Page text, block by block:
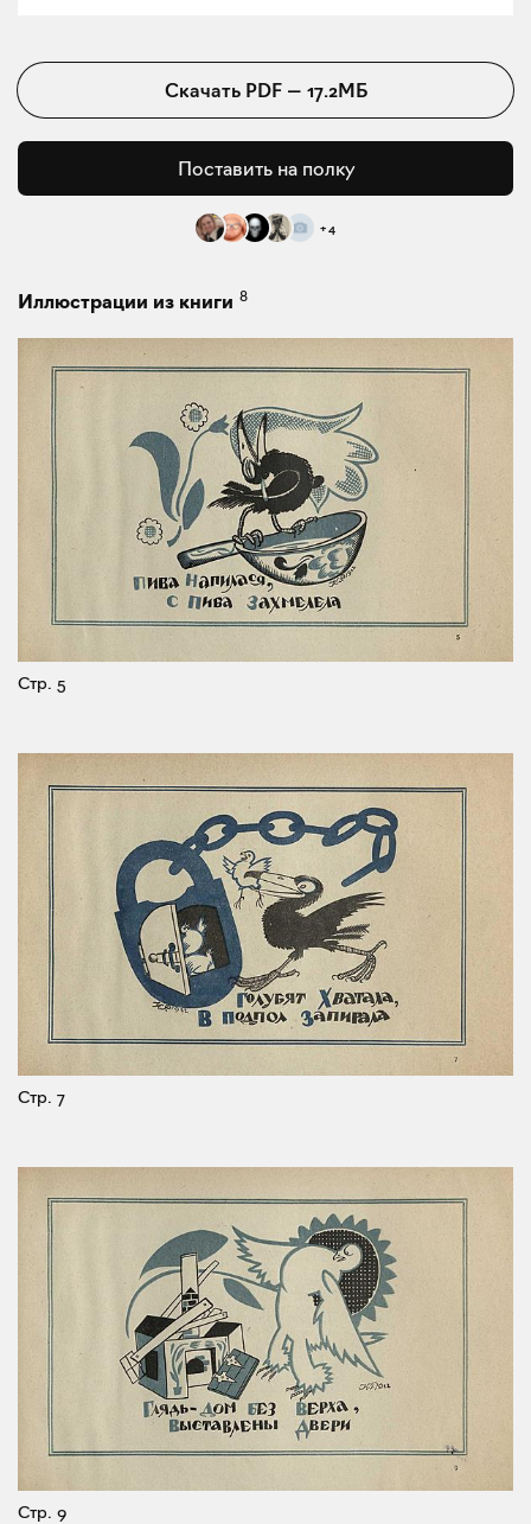
Скачать PDF— 17.2МБ
Поставить на полку
+4
Иллюстрации из книги 8
Стр. 5
Стр. 7
Стр. 9